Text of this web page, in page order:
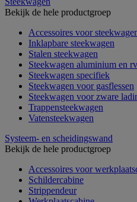
Bekijk de hele productgroep
Accessoires voor
Inklapbare steekwagen
Stalen steekwagen
Steekwagen aluminium en
Steekwagen specifiek
Steekwagen voor gasflessen
Steekwagen voor zware
Trappensteekwagen
Vatensteekwagen
Systeem- en scheidingswand
Bekijk de hele productgroep
Accessoires voor
Schildercabine
Strippendeur